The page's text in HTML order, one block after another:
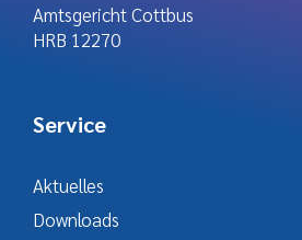
Amtsgericht Cottbus
HRB 12270
Service
Aktuelles
Downloads